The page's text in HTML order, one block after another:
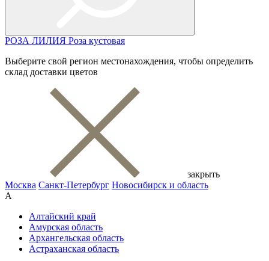
РОЗА ЛИЛИЯ Роза кустовая
Выберите свой регион местонахождения, чтобы определить
склад доставки цветов
закрыть
Москва Санкт-Петербург Новосибирск и область
А
Алтайский край
Амурская область
Архангельская область
Астраханская область